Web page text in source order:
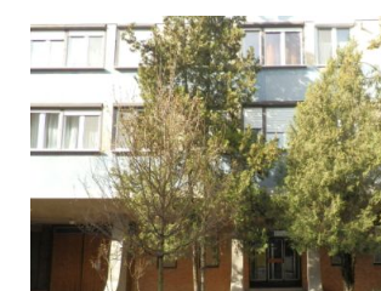
Hasznos
bSZ fiók
Előfizetés
Kapcsolat
Adatkezelési tájékoztató
Hirdetés